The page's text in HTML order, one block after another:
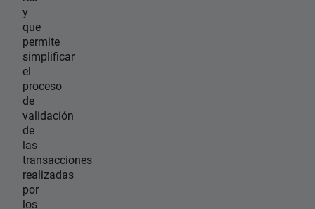
y
que
permite
simplificar
el
proceso
de
validación
de
las
transacciones
realizadas
por
los